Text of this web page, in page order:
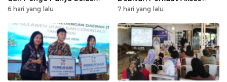
dengan Garansi Ekstra
6 hari yang lalu
Hunian Masyarakat
7 hari yang lalu